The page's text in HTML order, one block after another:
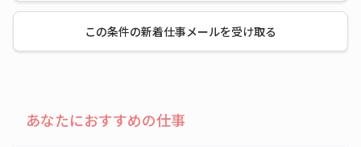
この条件の新着仕事メールを受け取る
あなたにおすすめの仕事